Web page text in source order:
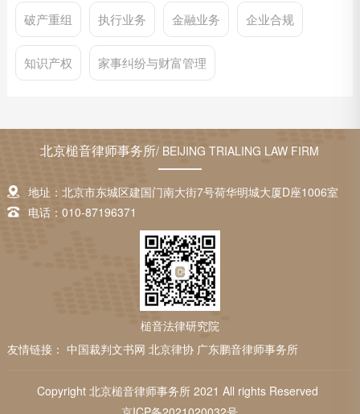
破产重组 执行业务 金融业务 企业合规
知识产权 家事纠纷与财富管理
北京槌音律师事务所/ BEIJING TRIALING LAW FIRM
地址：北京市东城区建国门南大街7号荷华明城大厦D座1006室
电话：010-87196371
槌音法律研究院
友情链接： 中国裁判文书网 北京律协 广东鹏音律师事务所
Copyright 北京槌音律师事务所 2021 All rights Reserved